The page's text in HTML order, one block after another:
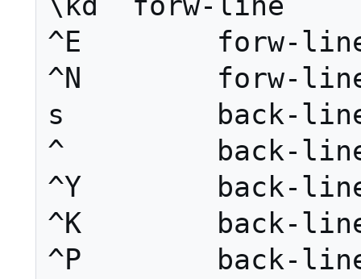
^E        forw-
^N        forw-
s         back-
^         back-
^Y        back-
^K        back-
^P        back-